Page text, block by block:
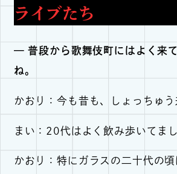
ライブたち
— 普段から歌舞伎町にはよく来
ね。
かおり：今も昔も、しょっちゅ
まい：20代はよく飲み歩いてま
かおり：特にガラスの二十代の